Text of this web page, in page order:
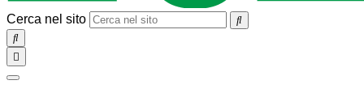
Cerca nel sito
SEARCH
Toggle
navigation
chiudi